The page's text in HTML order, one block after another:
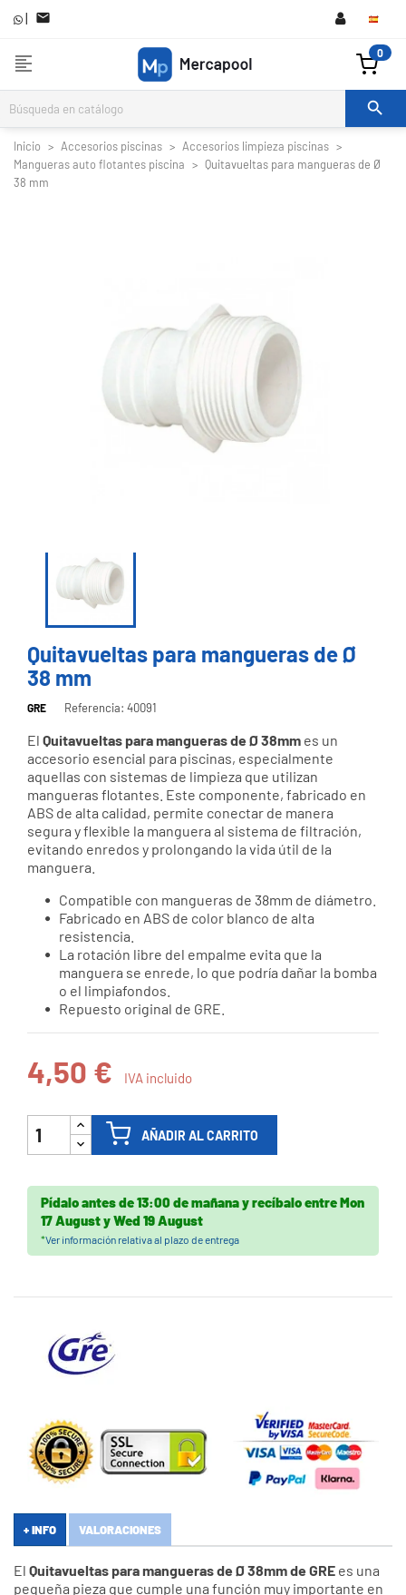
| 
format_align_left 0

Inicio Accesorios piscinas
Accesorios limpieza piscinas
Mangueras auto flotantes piscina
Quitavueltas para mangueras de Ø
38 mm
Quitavueltas para mangueras de Ø
38 mm
GRE Referencia: 40091
El Quitavueltas para mangueras de Ø 38mm es un
accesorio esencial para piscinas, especialmente
aquellas con sistemas de limpieza que utilizan
mangueras flotantes. Este componente, fabricado en
ABS de alta calidad, permite conectar de manera
segura y flexible la manguera al sistema de filtración,
evitando enredos y prolongando la vida útil de la
manguera.
Compatible con mangueras de 38mm de diámetro.
Fabricado en ABS de color blanco de alta
resistencia.
La rotación libre del empalme evita que la
manguera se enrede, lo que podría dañar la bomba
o el limpiafondos.
Repuesto original de GRE.
4,50 € IVA incluido
AÑADIR AL CARRITO
Pídalo antes de13:00 de mañanay recíbaloentreMon
17 AugustyWed 19 August
*Ver información relativa al plazo de entrega
+ INFO VALORACIONES
El Quitavueltas para mangueras de Ø 38mm de GRE es una
pequeña pieza que cumple una función muy importante en